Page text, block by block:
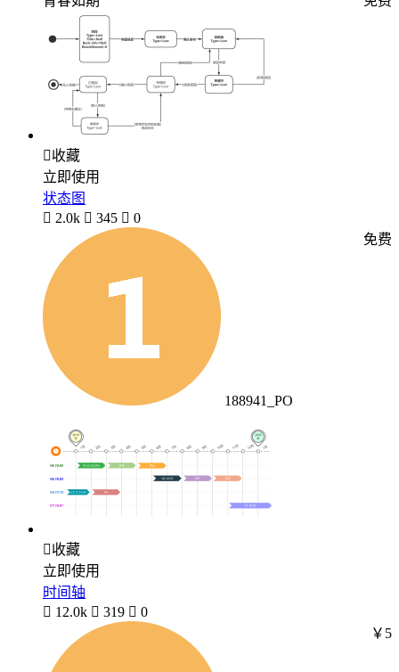
收藏
立即使用
状态图
 2.0k  345  0
188941_PO
免费
收藏
立即使用
时间轴
 12.0k  319  0
￥5